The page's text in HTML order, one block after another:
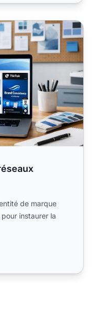
de marque
instaurer la